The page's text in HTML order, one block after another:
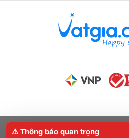
⚠️ Thông báo quan trọng